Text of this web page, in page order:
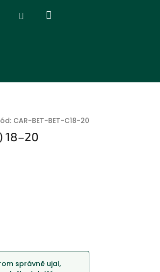
Přihlášení
CAR-BET-BET-C18-20
18–20
správně ujal,